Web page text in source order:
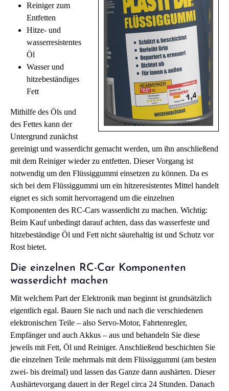
Reiniger zum
Entfetten
Hitze- und
wasserresistentes
Öl
Wasser und
hitzebeständiges
Fett
Mithilfe des Öls und
des Fettes kann der
Untergrund zunächst
gereinigt und wasserdicht gemacht werden, um ihn anschließend
mit dem Reiniger wieder zu entfetten. Dieser Vorgang ist
notwendig um den Flüssiggummi einsetzen zu können. Da es
sich bei dem Flüssiggummi um ein hitzeresistentes Mittel handelt
eignet es sich somit hervorragend um die einzelnen
Komponenten des RC-Cars wasserdicht zu machen. Wichtig:
Beim Kauf unbedingt darauf achten, dass das wasserfeste und
hitzebeständige Öl und Fett nicht säurehaltig ist und Schutz vor
Rost bietet.
Die einzelnen RC-Car Komponenten
wasserdicht machen
Mit welchem Part der Elektronik man beginnt ist grundsätzlich
eigentlich egal. Bauen Sie nach und nach die verschiedenen
elektronischen Teile – also Servo-Motor, Fahrtenregler,
Empfänger und auch Akkus – aus und behandeln Sie diese
jeweils mit Fett, Öl und Reiniger. Anschließend beschichten Sie
die einzelnen Teile mehrmals mit dem Flüssiggummi (am besten
zwei- bis dreimal) und lassen das Ganze dann aushärten. Dieser
Aushärtevorgang dauert in der Regel circa 24 Stunden. Danach